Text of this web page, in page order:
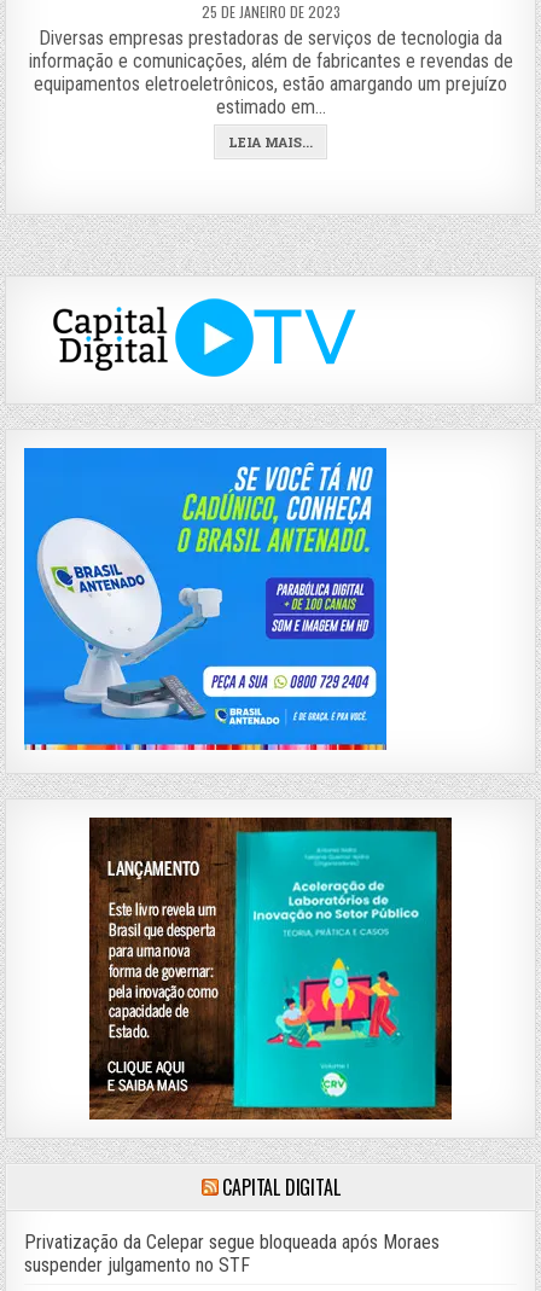
25 DE JANEIRO DE 2023
Diversas empresas prestadoras de serviços de tecnologia da
informação e comunicações, além de fabricantes e revendas de
equipamentos eletroeletrônicos, estão amargando um prejuízo
estimado em…
LEIA MAIS...
CAPITAL DIGITAL
Privatização da Celepar segue bloqueada após Moraes
suspender julgamento no STF